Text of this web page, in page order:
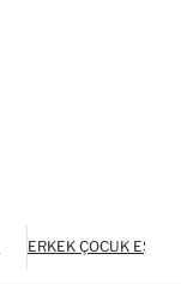
ERKEK ÇOCUK